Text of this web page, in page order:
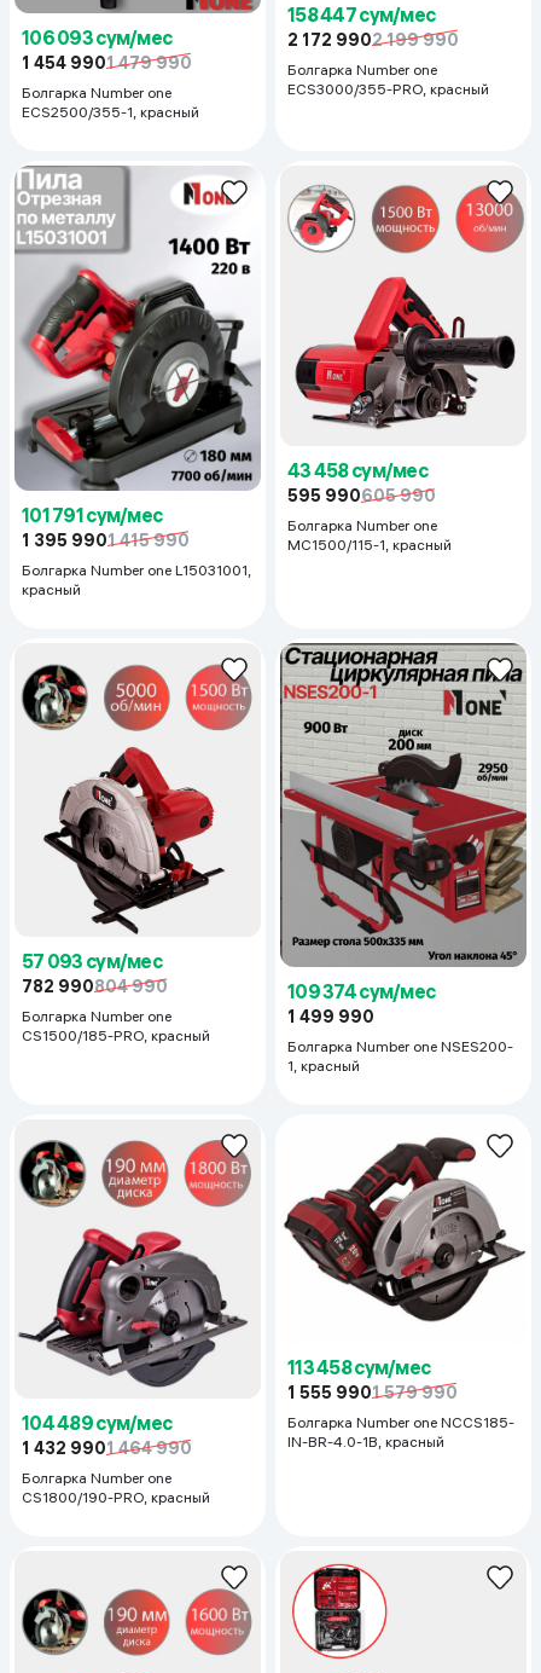
106 093 сум/мес
1 454 9901 479 990
Болгарка Number one
ECS2500/355-1, красный
158 447 сум/мес
2 172 9902 199 990
Болгарка Number one
ECS3000/355-PRO, красный
101 791 сум/мес
1 395 9901 415 990
Болгарка Number one L15031001,
красный
43 458 сум/мес
595 990605 990
Болгарка Number one
MC1500/115-1, красный
57 093 сум/мес
782 990804 990
Болгарка Number one
CS1500/185-PRO, красный
109 374 сум/мес
1 499 990
Болгарка Number one NSES200-
1, красный
104 489 сум/мес
1 432 9901 464 990
Болгарка Number one
CS1800/190-PRO, красный
113 458 сум/мес
1 555 9901 579 990
Болгарка Number one NCCS185-
IN-BR-4.0-1B, красный